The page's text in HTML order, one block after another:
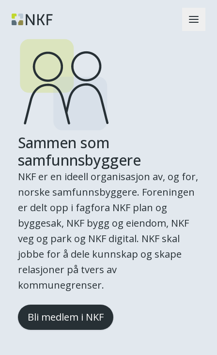
Sammen som
samfunnsbyggere
NKF er en ideell organisasjon av, og for,
norske samfunnsbyggere. Foreningen
er delt opp i fagfora NKF plan og
byggesak, NKF bygg og eiendom, NKF
veg og park og NKF digital. NKF skal
jobbe for å dele kunnskap og skape
relasjoner på tvers av
kommunegrenser.
Bli medlem i NKF